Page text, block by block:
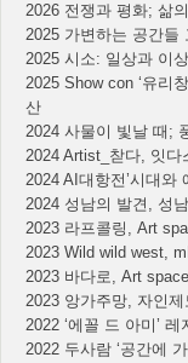
2026 전쟁과 평화; 삶
2025 가변하는 공간들
2025 시소: 일상과 이
2025 Show con ‘유리
산
2024 사물이 빛날 때;
2024 Artist_찯다, 잇다
2024 AI대항전’시대와
2024 성남의 발견, 성
2023 라프콜링, Art
2023 Wild wild west,
2023 바다로, Art
2023 앙가주망, 자인제
2022 ‘에꼴 드 아미’
2022 두사람 ‘공간에